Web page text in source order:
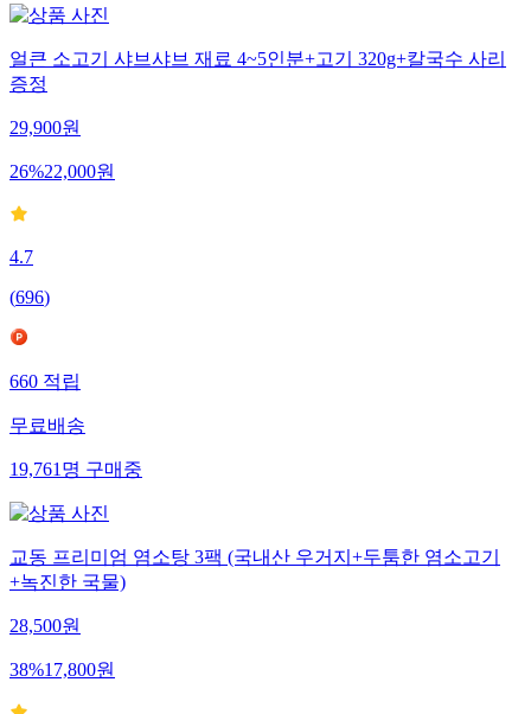
얼큰 소고기 샤브샤브 재료 4~5인분+고기 320g+칼국수 사리
증정
29,900원
26%22,000원
4.7
(696)
660적립
무료배송
19,761명구매중
교동 프리미엄 염소탕 3팩 (국내산 우거지+두툼한 염소고기
+녹진한 국물)
28,500원
38%17,800원